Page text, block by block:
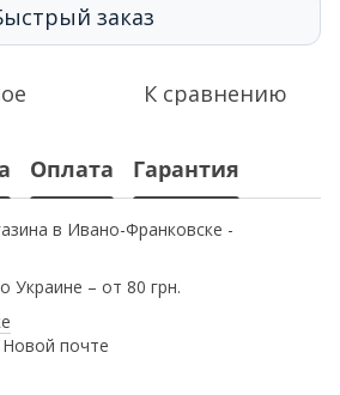
заказ
К сравнению
Оплата Гарантия
в Ивано-Франковске -
Украине – от 80 грн.
почте